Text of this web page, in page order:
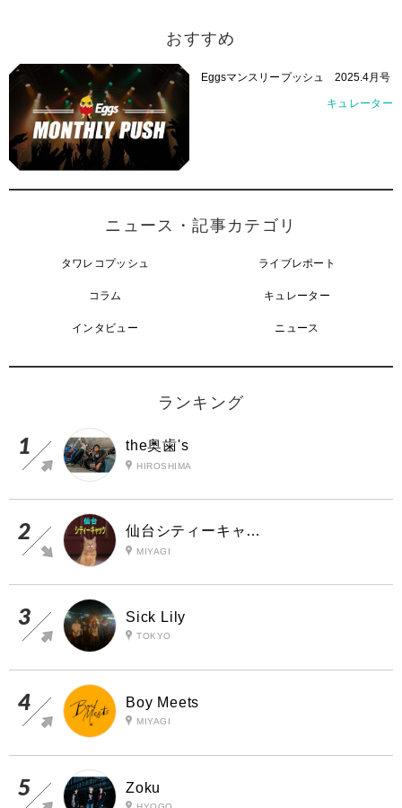
おすすめ
Eggsマンスリープッシュ 2025.4月号
キュレーター
ニュース・記事カテゴリ
タワレコプッシュ ライブレポート
コラム キュレーター
インタビュー ニュース
ランキング
the奥歯's
HIROSHIMA
仙台シティーキャッツ
MIYAGI
Sick Lily
TOKYO
Boy Meets
MIYAGI
Zoku